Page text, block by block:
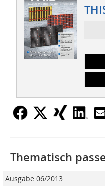
Thematisch
Ausgabe 06/2013